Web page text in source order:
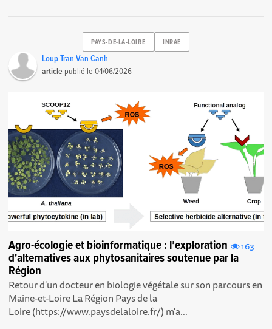
PAYS-DE-LA-LOIRE INRAE
Loup Tran Van Canh
article publié le04/06/2026
163
Agro-écologie et bioinformatique : l’exploration
d'alternatives aux phytosanitaires soutenue par la
Région
Retour d'un docteur en biologie végétale sur son parcours en
Maine-et-Loire La Région Pays de la
Loire (https://www.paysdelaloire.fr/) m'a...